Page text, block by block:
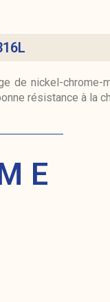
de nickel-chrome-
résistance à la